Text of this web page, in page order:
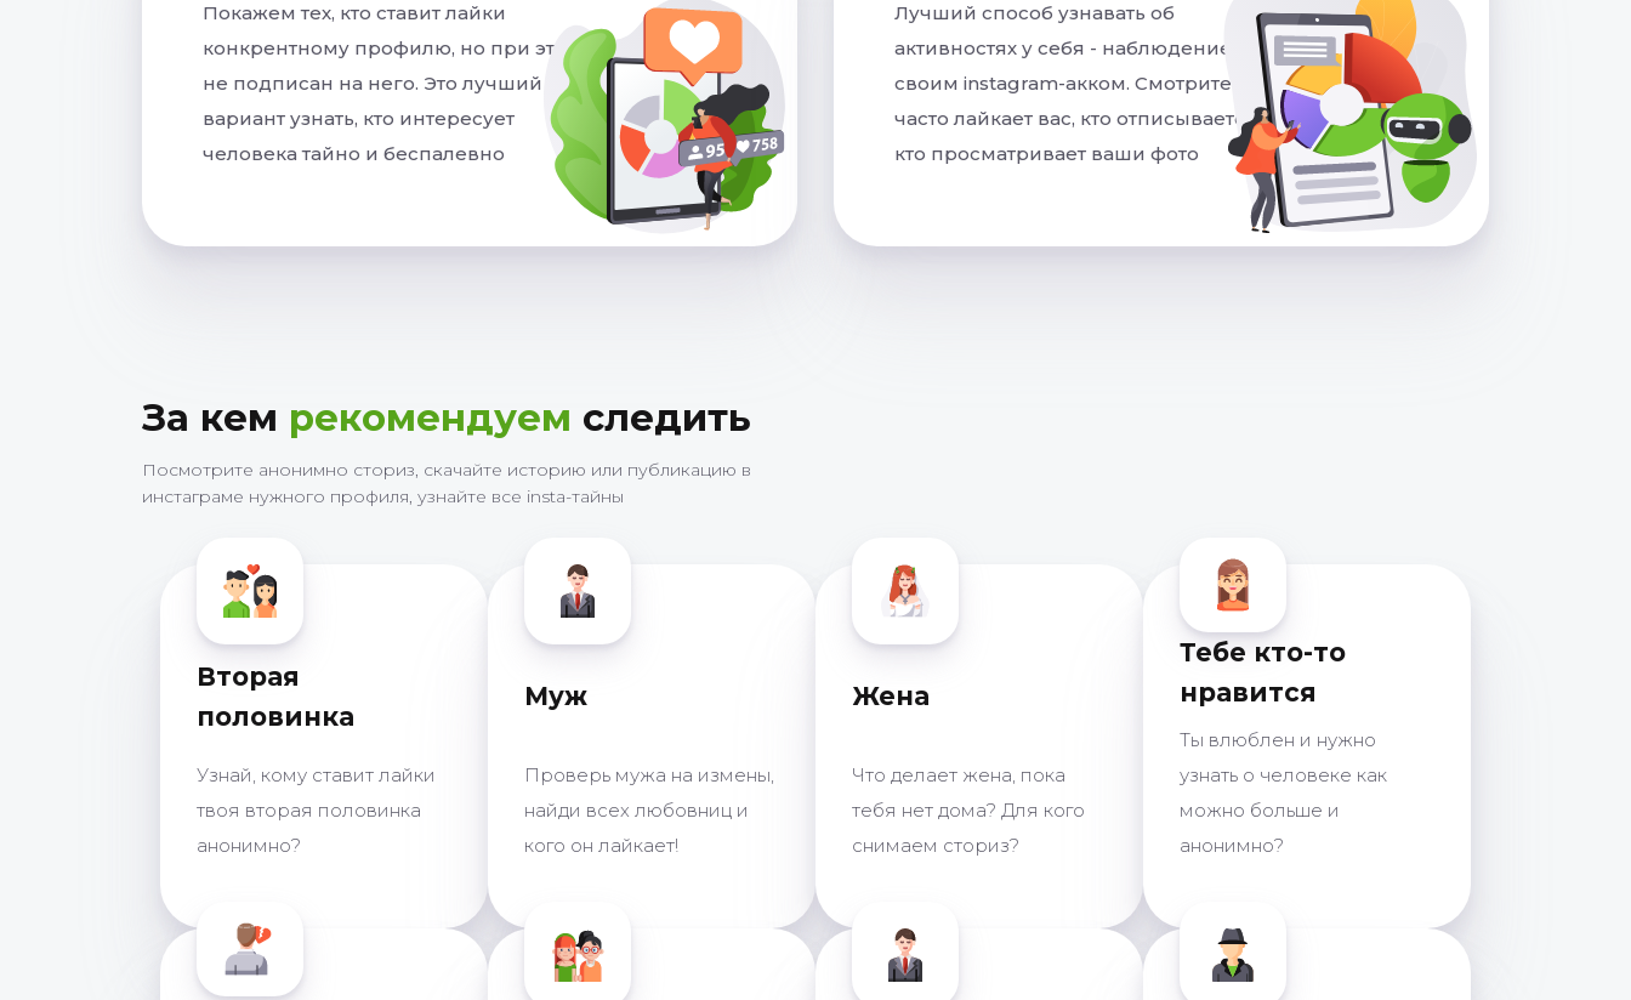
Покажем тех, кто ставит лайки
конкрентному профилю, но при этом
не подписан на него. Это лучший
вариант узнать, кто интересует
человека тайно и беспалевно
Лучший способ узнавать об
активностях у себя - наблюдение за
своим instagram-акком. Смотрите кто
часто лайкает вас, кто отписывается,
кто просматривает ваши фото
За кем рекомендуем следить
Посмотрите анонимно сториз, скачайте историю или публикацию в
инстаграме нужного профиля, узнайте все insta-тайны
Вторая
половинка
Узнай, кому ставит лайки
твоя вторая половинка
анонимно?
Муж
Проверь мужа на измены,
найди всех любовниц и
кого он лайкает!
Жена
Что делает жена, пока
тебя нет дома? Для кого
снимаем сториз?
Тебе кто-то
нравится
Ты влюблен и нужно
узнать о человеке как
можно больше и
анонимно?